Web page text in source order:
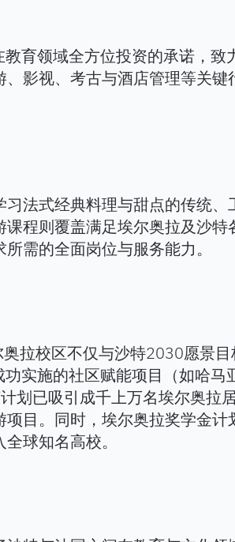
教育领域全方位投资的承诺，致
影视、考古与酒店管理等关键
习法式经典料理与甜点的传统、
课程则覆盖满足埃尔奥拉及沙特
需的全面岗位与服务能力。
奥拉校区不仅与沙特2030愿景目
功实施的社区赋能项目（如哈马
划已吸引成千上万名埃尔奥拉
项目。同时，埃尔奥拉奖学金计
球知名高校。